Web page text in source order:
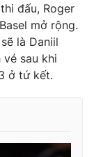
đấu, Roger
mở rộng.
là Daniil
sau khi
ở tứ kết.